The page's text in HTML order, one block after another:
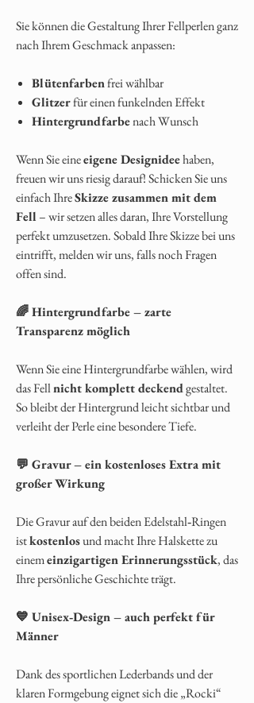
Sie können die Gestaltung Ihrer Fellperlen ganz
nach Ihrem Geschmack anpassen:
Blütenfarbenfrei wählbar
Glitzerfür einen funkelnden Effekt
Hintergrundfarbenach Wunsch
Wenn Sie eineeigene Designideehaben,
freuen wir uns riesig darauf! Schicken Sie uns
einfach IhreSkizze zusammen mit dem
Fell – wir setzen alles daran, Ihre Vorstellung
perfekt umzusetzen. Sobald Ihre Skizze bei uns
eintrifft, melden wir uns, falls noch Fragen
offen sind.
🌈 Hintergrundfarbe – zarte
Transparenz möglich
Wenn Sie eine Hintergrundfarbe wählen, wird
das Fellnicht komplett deckendgestaltet.
So bleibt der Hintergrund leicht sichtbar und
verleiht der Perle eine besondere Tiefe.
💬 Gravur – ein kostenloses Extra mit
großer Wirkung
Die Gravur auf den beiden Edelstahl‑Ringen
istkostenlosund macht Ihre Halskette zu
einemeinzigartigen Erinnerungsstück, das
Ihre persönliche Geschichte trägt.
💙 Unisex‑Design – auch perfekt für
Männer
Dank des sportlichen Lederbands und der
klaren Formgebung eignet sich die „Rocki“